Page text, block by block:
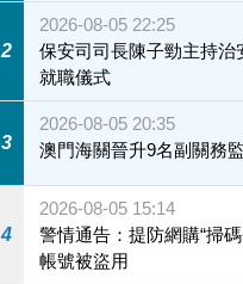
2
2026-08-05 22:25
保安司司長陳子勁主持治
就職儀式
3
2026-08-05 20:35
澳門海關晉升9名副關務
4
2026-08-05 15:14
警情通告：提防網購“掃
帳號被盜用